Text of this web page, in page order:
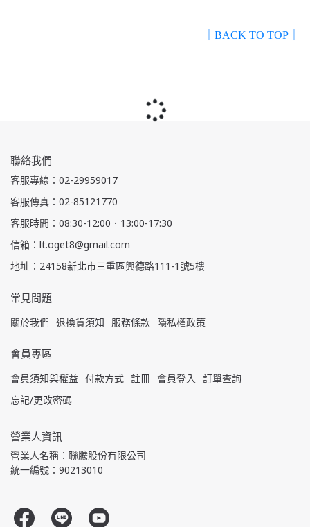
｜BACK TO TOP｜
聯絡我們
客服專線：02-29959017
客服傳真：02-85121770
客服時間：08:30-12:00．13:00-17:30
信箱：lt.oget8@gmail.com
地址：24158新北市三重區興德路111-1號5樓
常見問題
關於我們 退換貨須知 服務條款 隱私權政策
會員專區
會員須知與權益 付款方式 註冊 會員登入
訂單查詢
忘記/更改密碼
營業人資訊
營業人名稱：聯騰股份有限公司
統一編號：90213010